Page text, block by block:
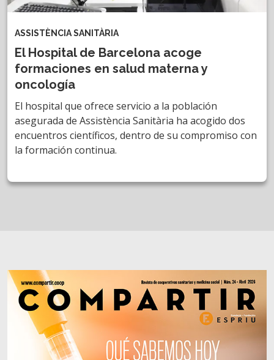
ASSISTÈNCIA SANITÀRIA
El Hospital de Barcelona acoge
formaciones en salud materna y
oncología
El hospital que ofrece servicio a la población
asegurada de Assistència Sanitària ha acogido dos
encuentros científicos, dentro de su compromiso con
la formación continua.